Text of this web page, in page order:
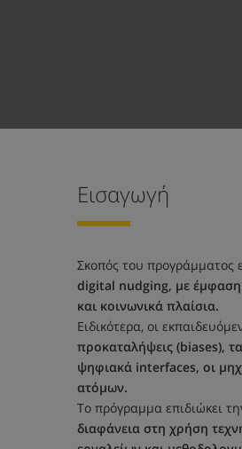
Εισαγωγή
Σκοπός του προγράμματος
digital nudging, με έμφαση
και κοινωνικά πλαίσια.
Ειδικότερα, οι
προκαταλήψεις (biases),
ψηφιακά interfaces, οι
ατόμων.
Το πρόγραμμα επιδιώκει
διαφάνεια στη χρήση